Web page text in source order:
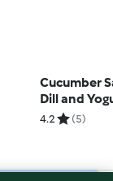
Cucumber
Dill and
Dressing
4.2 (5)